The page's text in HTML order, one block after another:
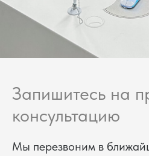
Запишитесь на
консультацию
Мы перезвоним в